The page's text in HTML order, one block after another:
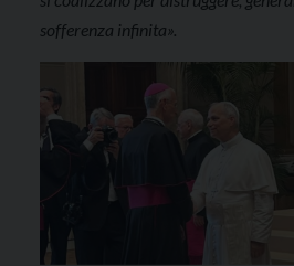
sofferenza infinita».